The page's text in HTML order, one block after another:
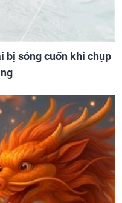
bị sóng cuốn khi chụp